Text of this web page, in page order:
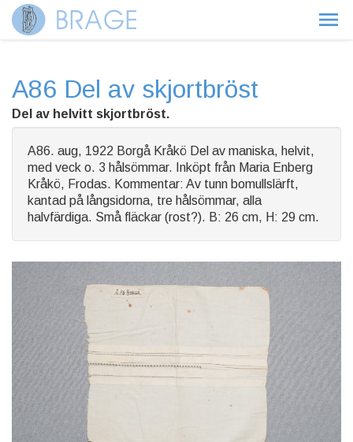
A86 Del av skjortbröst
Del av helvitt skjortbröst.
A86. aug, 1922 Borgå Kråkö Del av maniska, helvit,
med veck o. 3 hålsömmar. Inköpt från Maria Enberg
Kråkö, Frodas. Kommentar: Av tunn bomullslärft,
kantad på långsidorna, tre hålsömmar, alla
halvfärdiga. Små fläckar (rost?). B: 26 cm, H: 29 cm.